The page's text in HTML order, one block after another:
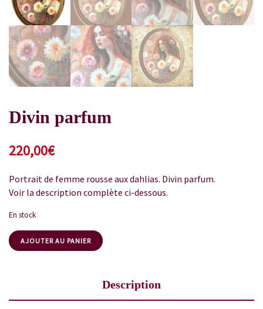
Divin parfum
220,00€
Portrait de femme rousse aux dahlias. Divin parfum.
Voir la description complète ci-dessous.
En stock
AJOUTER AU PANIER
Description